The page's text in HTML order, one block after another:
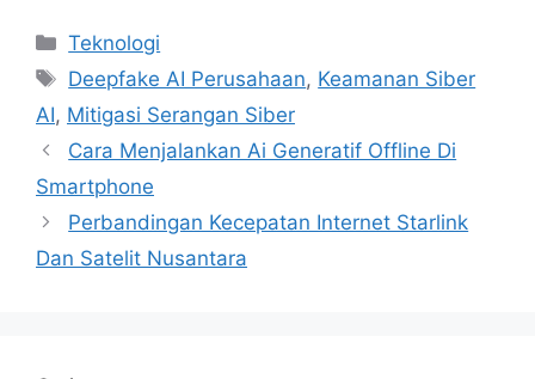
Kategori
Teknologi
Tag
Deepfake AI Perusahaan, Keamanan Siber
AI, Mitigasi Serangan Siber
Cara Menjalankan Ai Generatif Offline Di
Smartphone
Perbandingan Kecepatan Internet Starlink
Dan Satelit Nusantara